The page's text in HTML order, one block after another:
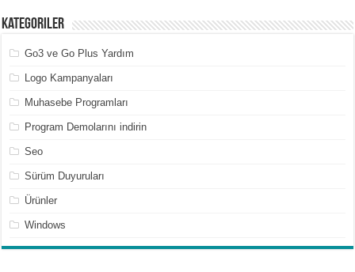
Kategoriler
Go3 ve Go Plus Yardım
Logo Kampanyaları
Muhasebe Programları
Program Demolarını indirin
Seo
Sürüm Duyuruları
Ürünler
Windows